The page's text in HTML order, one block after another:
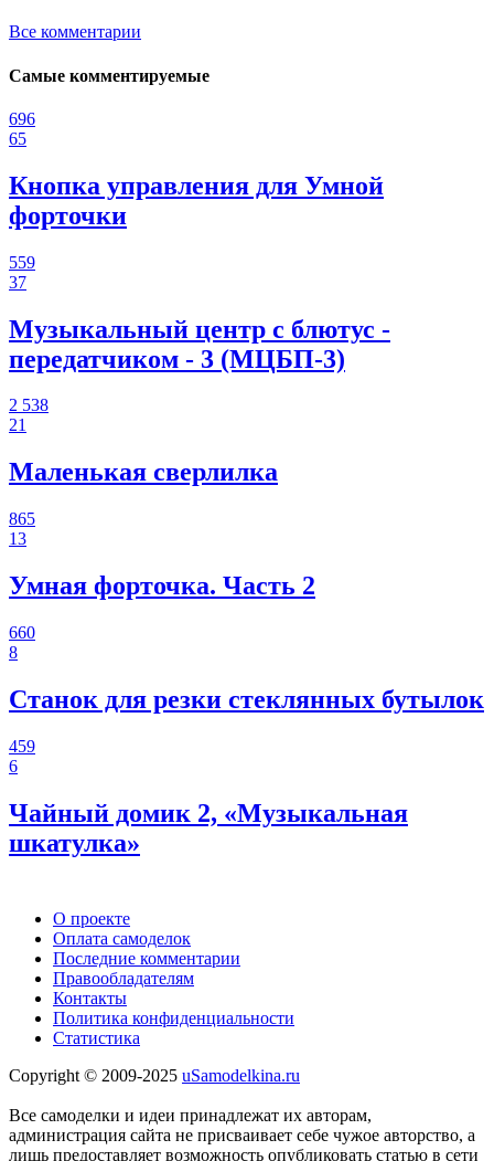
Все комментарии
Самые комментируемые
696
65
Кнопка управления для Умной
форточки
559
37
Музыкальный центр с блютус -
передатчиком - 3 (МЦБП-3)
2 538
21
Маленькая сверлилка
865
13
Умная форточка. Часть 2
660
8
Станок для резки стеклянных бутылок
459
6
Чайный домик 2, «Музыкальная
шкатулка»
О проекте
Оплата самоделок
Последние комментарии
Правообладателям
Контакты
Политика конфиденциальности
Статистика
Copyright © 2009-2025 uSamodelkina.ru
Все самоделки и идеи принадлежат их авторам,
администрация сайта не присваивает себе чужое авторство, а
лишь предоставляет возможность опубликовать статью в сети